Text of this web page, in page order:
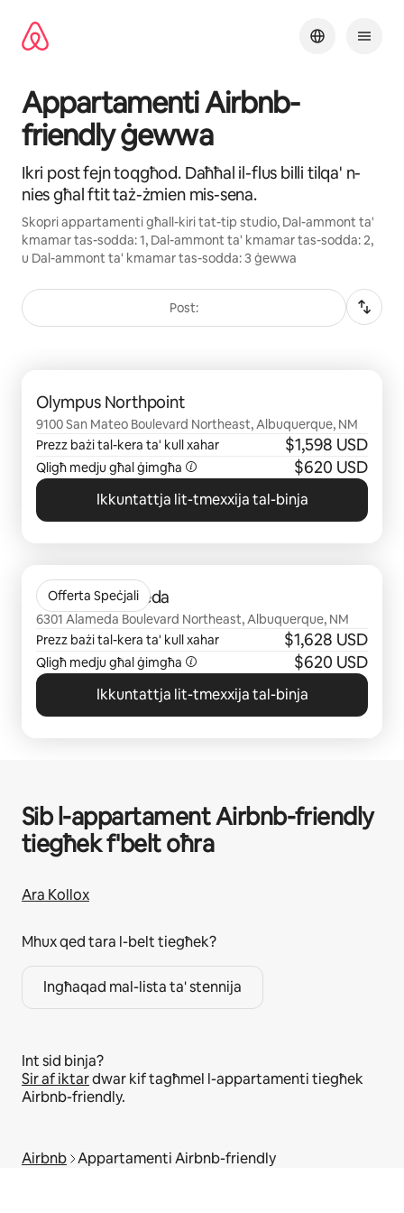
għall-
kontenut
Appartamenti Airbnb-
friendly ġewwa
Ikri post fejn toqgħod. Daħħal il-flus billi tilqa' n-
nies għal ftit taż-żmien mis-sena.
Skopri appartamenti għall-kiri tat-tip studio, Dal-ammont ta'
kmamar tas-sodda: 1, Dal-ammont ta' kmamar tas-sodda: 2,
u Dal-ammont ta' kmamar tas-sodda: 3 ġewwa
Post:
Olympus Northpoint
9100 San Mateo Boulevard Northeast, Albuquerque, NM
Prezz bażi tal-kera ta' kull xahar
$1,598 USD
Qligħ medju għal ġimgħa $620 USD
Ikkuntattja lit-tmexxija tal-binja
Offerta Speċjali
Olympus Alameda
6301 Alameda Boulevard Northeast, Albuquerque, NM
Prezz bażi tal-kera ta' kull xahar
$1,628 USD
Qligħ medju għal ġimgħa $620 USD
Ikkuntattja lit-tmexxija tal-binja
Sib l-appartament Airbnb-friendly
tiegħek f'belt oħra
Ara Kollox
Mhux qed tara l-belt tiegħek?
Ingħaqad mal-lista ta' stennija
Int sid binja?
Sir af iktardwar kif tagħmel l-appartamenti tiegħek
Airbnb-friendly.
Airbnb Appartamenti Airbnb-friendly